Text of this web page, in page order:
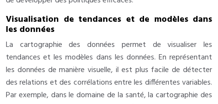
Visualisation de tendances et de modèles dans
les données
La cartographie des données permet de visualiser les
tendances et les modèles dans les données. En représentant
les données de manière visuelle, il est plus facile de détecter
des relations et des corrélations entre les différentes variables.
Par exemple, dans le domaine de la santé, la cartographie des